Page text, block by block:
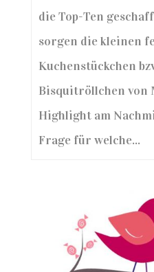
die Top-Ten
sorgen die kleinen
Kuchenstückchen
Bisquitröllchen von
Highlight am
Frage für welche...